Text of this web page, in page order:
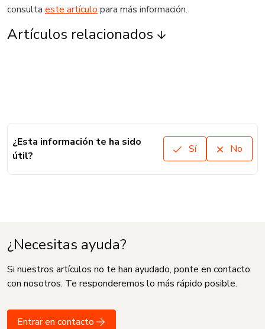
consulta este artículo para más información.
Artículos relacionados
¿Esta información te ha sido
útil?
Sí No
¿Necesitas ayuda?
Si nuestros artículos no te han ayudado, ponte en contacto
con nosotros. Te responderemos lo más rápido posible.
Entrar en contacto